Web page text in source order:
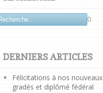
0
DERNIERS ARTICLES
Félicitations à nos nouveaux
gradés et diplômé fédéral